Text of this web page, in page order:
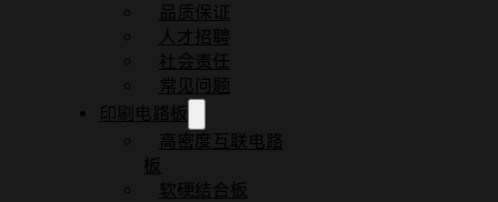
品质保证
人才招聘
社会责任
常见问题
印刷电路板
高密度互联电路
板
软硬结合板